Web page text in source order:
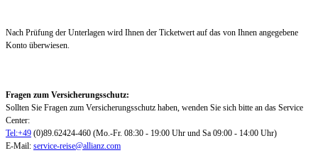
Nach Prüfung der Unterlagen wird Ihnen der Ticketwert auf das von Ihnen angegebene
Konto überwiesen.
Fragen zum Versicherungsschutz:
Sollten Sie Fragen zum Versicherungsschutz haben, wenden Sie sich bitte an das Service
Center:
Tel:+49 (0)89.62424-460 (Mo.-Fr. 08:30 - 19:00 Uhr und Sa 09:00 - 14:00 Uhr)
E-Mail: service-reise@allianz.com